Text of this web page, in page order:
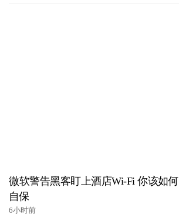
微软警告黑客盯上酒店Wi-Fi 你该如何
自保
6小时前